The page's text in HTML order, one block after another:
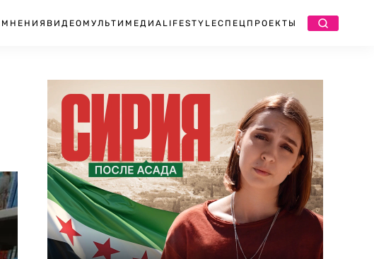
МНЕНИЯ ВИДЕО МУЛЬТИМЕДИА LIFESTYLEСПЕЦПРОЕКТЫ